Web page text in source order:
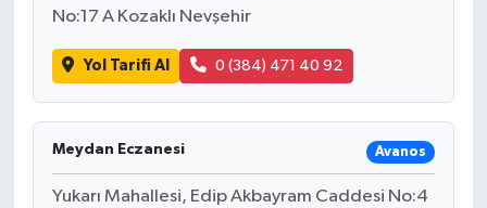
No:17 A Kozaklı Nevşehir
Yol Tarifi Al 0 (384) 471 40 92
Meydan Eczanesi Avanos
Yukarı Mahallesi, Edip Akbayram Caddesi No:4